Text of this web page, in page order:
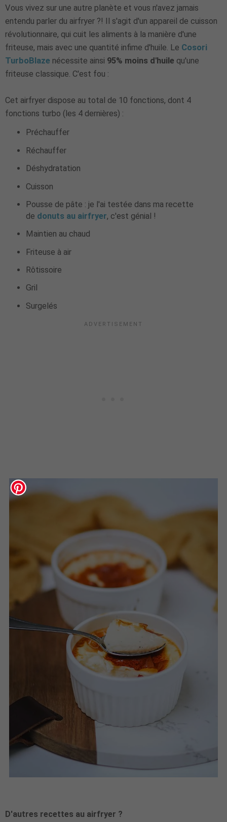
Vous vivez sur une autre planète et vous n'avez jamais
entendu parler du airfryer ?! Il s'agit d'un appareil de cuisson
révolutionnaire, qui cuit les aliments à la manière d'une
friteuse, mais avec une quantité infime d'huile. Le Cosori
TurboBlaze nécessite ainsi 95% moins d'huile qu'une
friteuse classique. C'est fou :
Cet airfryer dispose au total de 10 fonctions, dont 4
fonctions turbo (les 4 dernières) :
Préchauffer
Réchauffer
Déshydratation
Cuisson
Pousse de pâte : je l'ai testée dans ma recette
de donuts au airfryer, c'est génial !
Maintien au chaud
Friteuse à air
Rôtissoire
Gril
Surgelés
D'autres recettes au airfryer ?